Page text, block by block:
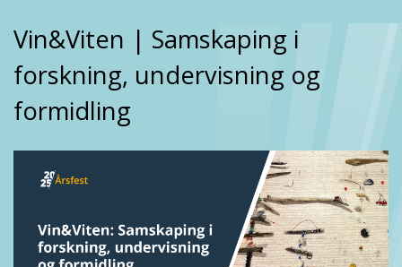
Vin&Viten | Samskaping i
forskning, undervisning og
formidling